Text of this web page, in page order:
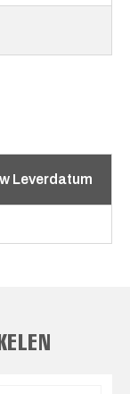
Leverdatum